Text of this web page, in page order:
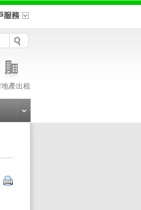
地產出租